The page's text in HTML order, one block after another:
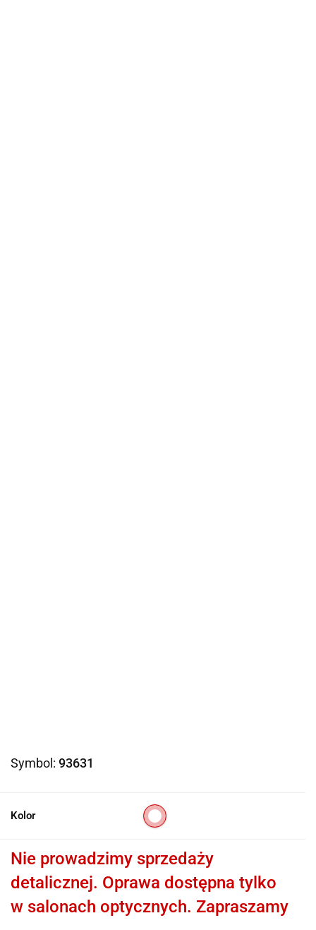
Symbol: 93631
Kolor
Nie prowadzimy sprzedaży
detalicznej. Oprawa dostępna tylko
w salonach optycznych. Zapraszamy